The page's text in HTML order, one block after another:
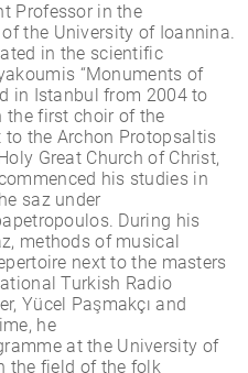
Professor in the
the University of Ioannina.
in the scientific
“Monuments of
in Istanbul from 2004 to
the first choir of the
the Archon Protopsaltis
Great Church of Christ,
his studies in
saz under
During his
methods of musical
next to the masters
Turkish Radio
Yücel Paşmakçı and
he
at the University of
the field of the folk